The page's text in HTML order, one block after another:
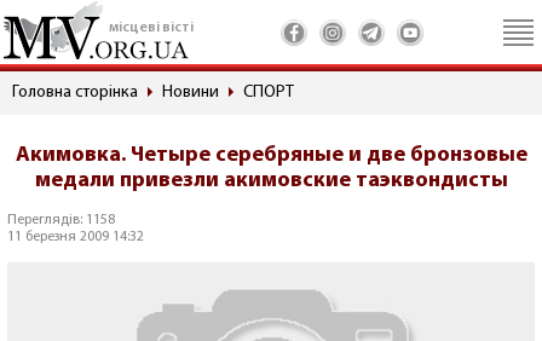
місцеві вісті
Головна сторінка Новини СПОРТ
Акимовка. Четыре серебряные и две бронзовые
медали привезли акимовские таэквондисты
Переглядів: 1158
11 березня 2009 14:32